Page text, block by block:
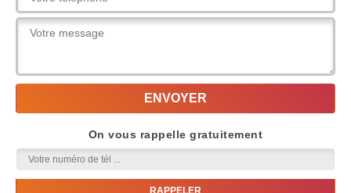
On vous rappelle gratuitement